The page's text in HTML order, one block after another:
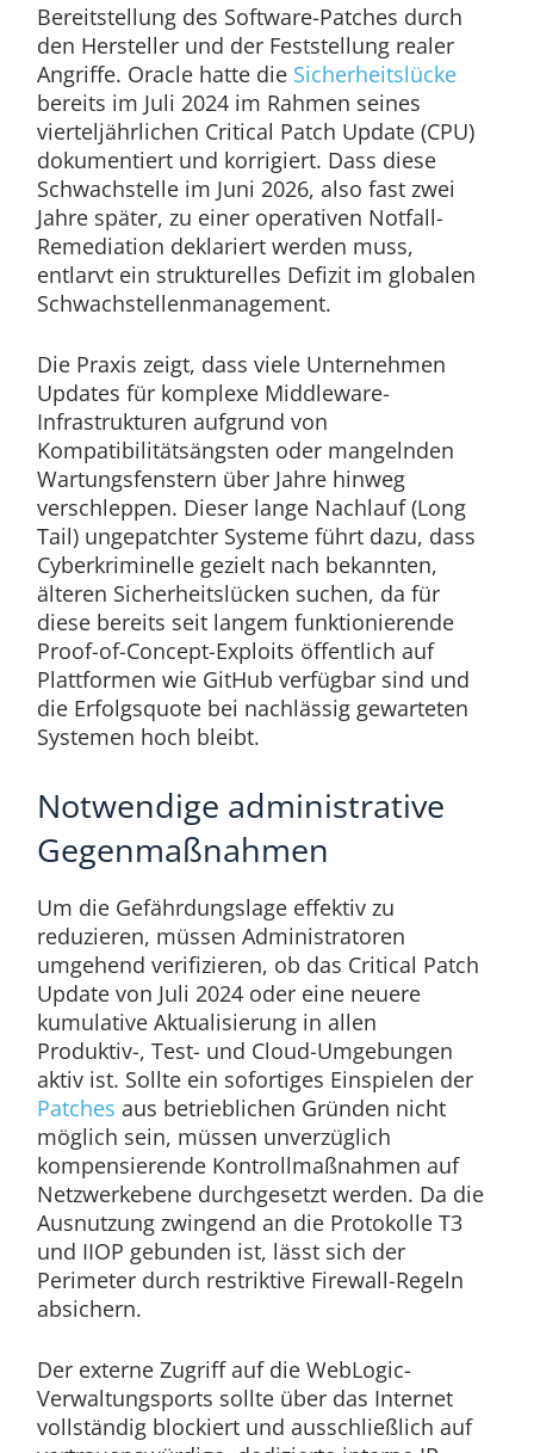
Bereitstellung des Software-Patches durch
den Hersteller und der Feststellung realer
Angriffe. Oracle hatte die Sicherheitslücke
bereits im Juli 2024 im Rahmen seines
vierteljährlichen Critical Patch Update (CPU)
dokumentiert und korrigiert. Dass diese
Schwachstelle im Juni 2026, also fast zwei
Jahre später, zu einer operativen Notfall-
Remediation deklariert werden muss,
entlarvt ein strukturelles Defizit im globalen
Schwachstellenmanagement.
Die Praxis zeigt, dass viele Unternehmen
Updates für komplexe Middleware-
Infrastrukturen aufgrund von
Kompatibilitätsängsten oder mangelnden
Wartungsfenstern über Jahre hinweg
verschleppen. Dieser lange Nachlauf (Long
Tail) ungepatchter Systeme führt dazu, dass
Cyberkriminelle gezielt nach bekannten,
älteren Sicherheitslücken suchen, da für
diese bereits seit langem funktionierende
Proof-of-Concept-Exploits öffentlich auf
Plattformen wie GitHub verfügbar sind und
die Erfolgsquote bei nachlässig gewarteten
Systemen hoch bleibt.
Notwendige administrative
Gegenmaßnahmen
Um die Gefährdungslage effektiv zu
reduzieren, müssen Administratoren
umgehend verifizieren, ob das Critical Patch
Update von Juli 2024 oder eine neuere
kumulative Aktualisierung in allen
Produktiv-, Test- und Cloud-Umgebungen
aktiv ist. Sollte ein sofortiges Einspielen der
Patches aus betrieblichen Gründen nicht
möglich sein, müssen unverzüglich
kompensierende Kontrollmaßnahmen auf
Netzwerkebene durchgesetzt werden. Da die
Ausnutzung zwingend an die Protokolle T3
und IIOP gebunden ist, lässt sich der
Perimeter durch restriktive Firewall-Regeln
absichern.
Der externe Zugriff auf die WebLogic-
Verwaltungsports sollte über das Internet
vollständig blockiert und ausschließlich auf